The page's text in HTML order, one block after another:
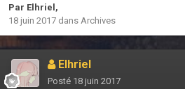
Par Elhriel ,
18 juin 2017 dans Archives
Elhriel
Posté 18 juin 2017